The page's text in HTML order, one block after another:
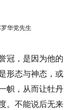
华党先生
冠，是因为他的
形态与神态，或
帜，从而让牡丹
。不能说后无来